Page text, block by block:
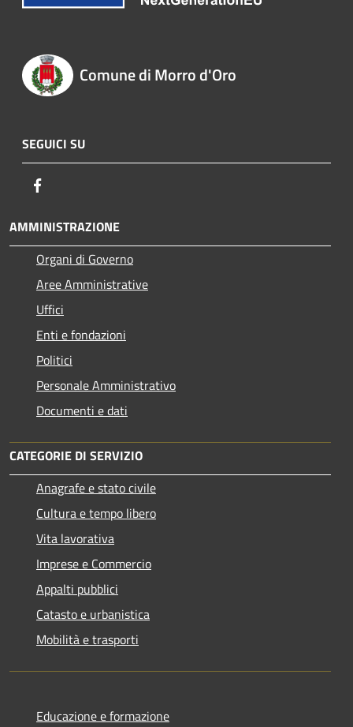
Comune di Morro d'Oro
SEGUICI SU
AMMINISTRAZIONE
Organi di Governo
Aree Amministrative
Uffici
Enti e fondazioni
Politici
Personale Amministrativo
Documenti e dati
CATEGORIE DI SERVIZIO
Anagrafe e stato civile
Cultura e tempo libero
Vita lavorativa
Imprese e Commercio
Appalti pubblici
Catasto e urbanistica
Mobilità e trasporti
Educazione e formazione